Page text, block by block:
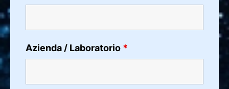
Azienda / Laboratorio *